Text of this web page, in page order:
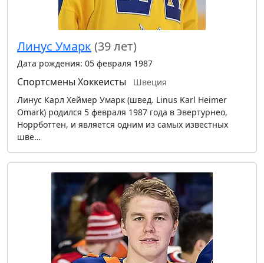
Линус Умарк (39 лет)
Дата рождения: 05 февраля 1987
Спортсмены Хоккеисты
Швеция
Линус Карл Хеймер Умарк (швед. Linus Karl Heimer
Omark) родился 5 февраля 1987 года в Эвертурнео,
Норрботтен, и является одним из самых известных
шве…